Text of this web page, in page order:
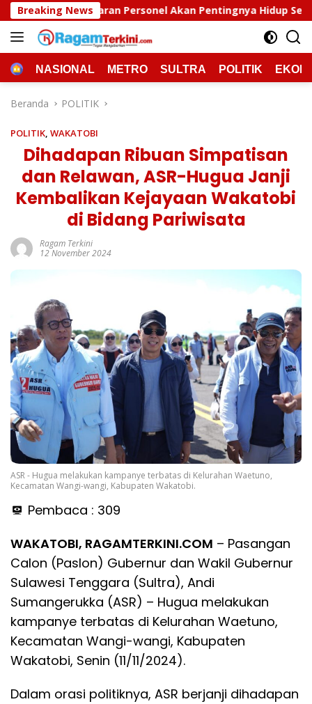
Langsung
ke
konten
Breaking News
Akan Pentingnya Hidup Sehat Polda Sultra
HOMENASIONAL METRO SULTRA POLITIK
Beranda POLITIK
POLITIK, WAKATOBI
Dihadapan Ribuan Simpatisan
dan Relawan, ASR-Hugua Janji
Kembalikan Kejayaan Wakatobi
di Bidang Pariwisata
Ragam Terkini
12 November 2024
ASR - Hugua melakukan kampanye terbatas di Kelurahan Waetuno,
Kecamatan Wangi-wangi, Kabupaten Wakatobi.
Pembaca : 309
WAKATOBI, RAGAMTERKINI.COM – Pasangan
Calon (Paslon) Gubernur dan Wakil Gubernur
Sulawesi Tenggara (Sultra), Andi
Sumangerukka (ASR) – Hugua melakukan
kampanye terbatas di Kelurahan Waetuno,
Kecamatan Wangi-wangi, Kabupaten
Wakatobi, Senin (11/11/2024).
Dalam orasi politiknya, ASR berjanji dihadapan